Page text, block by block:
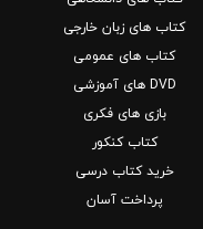
کتاب های زبان خارجی
کتاب های عمومی
DVD های آموزشی
بازی های فکری
کتاب کنکور
خرید کتاب درسی
پرداخت آسان